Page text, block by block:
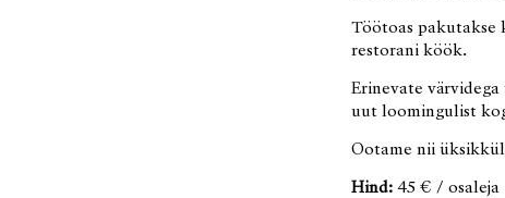
Töötoas pakutakse
restorani köök.
Erinevate
uut loomingulist
Ootame nii
Hind:45 € / osaleja